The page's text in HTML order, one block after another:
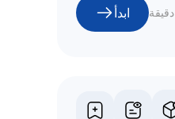
دقيقة ابدأ